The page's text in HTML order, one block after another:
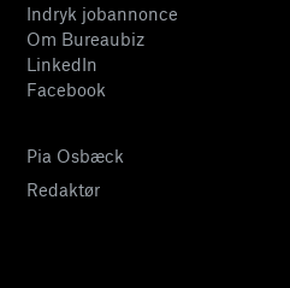
Indryk jobannonce
Om Bureaubiz
LinkedIn
Facebook
Pia Osbæck
Redaktør